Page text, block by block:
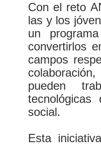
Con el reto
las y los
un
convertirlos
campos
pueden
social.
Esta